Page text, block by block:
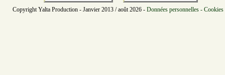
Copyright Yalta Production - Janvier 2013 / août 2026 - Données personnelles -